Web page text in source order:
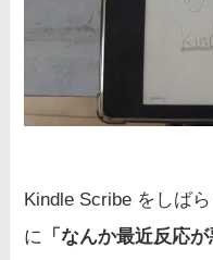
Kindle Scribe をしば
に
「なんか最近反応